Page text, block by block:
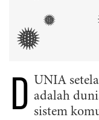
D UNIA
adalah
sistem